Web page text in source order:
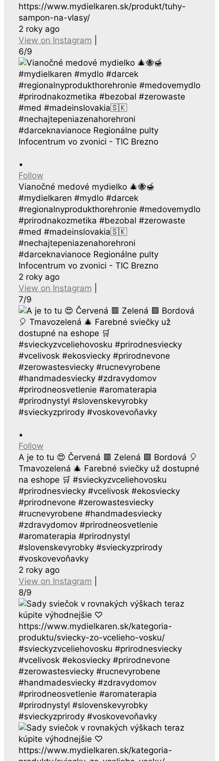
https://www.mydielkaren.sk/produkt/tuhy-
sampon-na-vlasy/
2 roky ago
View on Instagram
6/9
•
Follow
Vianočné medové mydielko 🎄🐝🍯
#mydielkaren #mydlo #darcek
#regionalnyprodukthorehronie #medovemydlo
#prirodnakozmetika #bezobal #zerowaste
#med #madeinslovakia🇸🇰
#nechajtepeniazenahorehroni
#darceknavianoce Regionálne pulty
Infocentrum vo zvonici - TIC Brezno
2 roky ago
View on Instagram
7/9
•
Follow
A je to tu 😍 Červená 🟥 Zelená 🟩 Bordová 🎈
Tmavozelená 🎄 Farebné sviečky už dostupné
na eshope 🛒 #svieckyzvceliehovosku
#prirodnesviecky #vcelivosk #ekosviecky
#prirodnevone #zerowastesviecky
#rucnevyrobene #handmadesviecky
#zdravydomov #prirodneosvetlenie
#aromaterapia #prirodnystyl
#slovenskevyrobky #svieckyzprirody
#voskovevoňavky
2 roky ago
View on Instagram
8/9